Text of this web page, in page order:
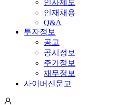
인사제도
인재채용
Q&A
투자정보
공고
공시정보
주가정보
재무정보
사이버신문고